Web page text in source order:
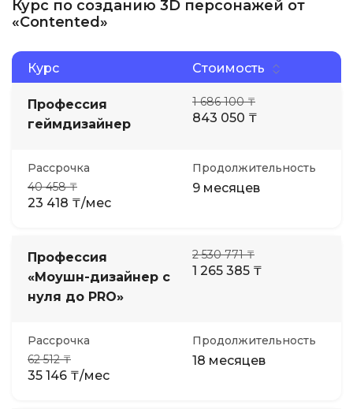
Курс по созданию 3D персонажей от
«Contented»
Курс Стоимость
Профессия
геймдизайнер
1 686 100 ₸
843 050 ₸
Рассрочка
40 458 ₸
23 418 ₸/мес
Продолжительность
9 месяцев
Профессия
«Моушн-дизайнер с
нуля до PRO»
2 530 771 ₸
1 265 385 ₸
Рассрочка
62 512 ₸
35 146 ₸/мес
Продолжительность
18 месяцев